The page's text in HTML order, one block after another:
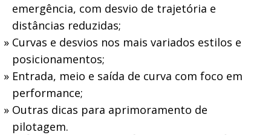
emergência, com desvio de trajetória e
distâncias reduzidas;
Curvas e desvios nos mais variados estilos e
posicionamentos;
Entrada, meio e saída de curva com foco em
performance;
Outras dicas para aprimoramento de
pilotagem.